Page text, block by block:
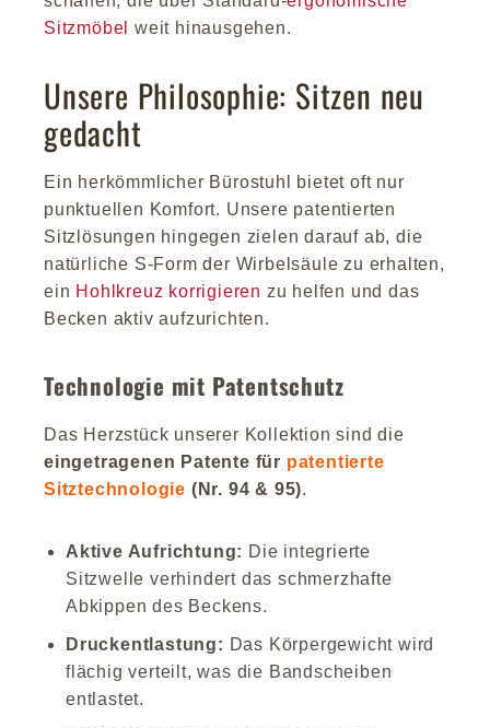
Sitzmöbel weit hinausgehen.
Unsere Philosophie: Sitzen neu
gedacht
Ein herkömmlicher Bürostuhl bietet oft nur
punktuellen Komfort. Unsere patentierten
Sitzlösungen hingegen zielen darauf ab, die
natürliche S-Form der Wirbelsäule zu erhalten,
ein Hohlkreuz korrigieren zu helfen und das
Becken aktiv aufzurichten.
Technologie mit Patentschutz
Das Herzstück unserer Kollektion sind die
eingetragenen Patente für patentierte
Sitztechnologie (Nr. 94 & 95).
Aktive Aufrichtung: Die integrierte
Sitzwelle verhindert das schmerzhafte
Abkippen des Beckens.
Druckentlastung: Das Körpergewicht wird
flächig verteilt, was die Bandscheiben
entlastet.